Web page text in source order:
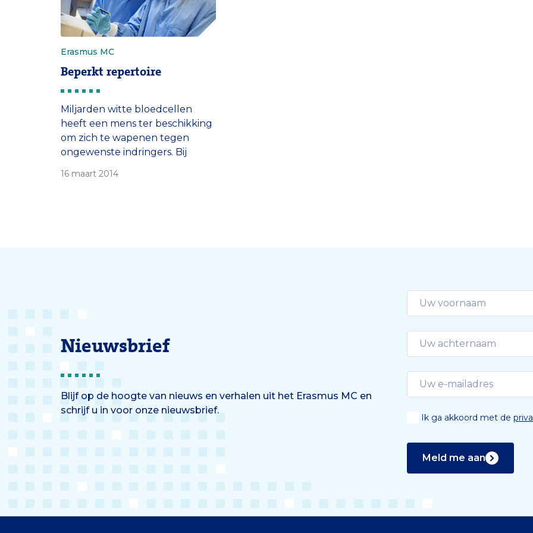
Erasmus MC
Beperkt repertoire
Miljarden witte bloedcellen
heeft een mens ter beschikking
om zich te wapenen tegen
ongewenste indringers. Bij
neurologische aandoening zijn
16 maart 2014
Nieuwsbrief
Blijf op de hoogte van nieuws en verhalen uit het Erasmus MC en
schrijf u in voor onze nieuwsbrief.
Ik ga akkoord met de
Meld me aan